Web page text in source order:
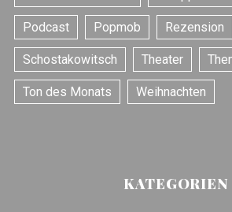
Podcast Popmob Rezension
Schostakowitsch Theater
Ton des Monats Weihnachten
KATEGORIEN